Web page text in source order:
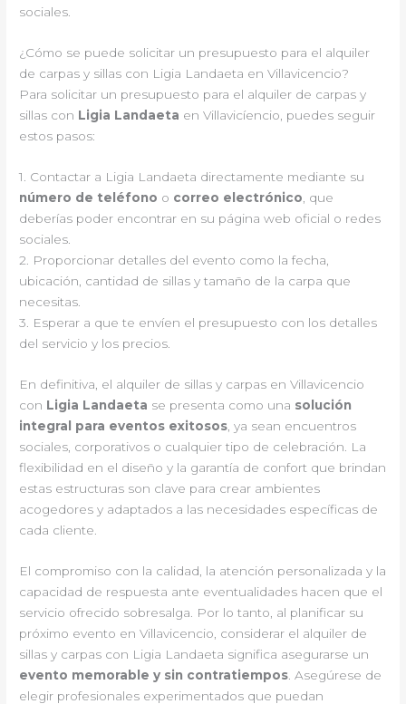
sociales.
¿Cómo se puede solicitar un presupuesto para el alquiler
de carpas y sillas con Ligia Landaeta en Villavicencio?
Para solicitar un presupuesto para el alquiler de carpas y
sillas con Ligia Landaeta en Villavicíencio, puedes seguir
estos pasos:
1. Contactar a Ligia Landaeta directamente mediante su
número de teléfono o correo electrónico , que
deberías poder encontrar en su página web oficial o redes
sociales.
2. Proporcionar detalles del evento como la fecha,
ubicación, cantidad de sillas y tamaño de la carpa que
necesitas.
3. Esperar a que te envíen el presupuesto con los detalles
del servicio y los precios.
En definitiva, el alquiler de sillas y carpas en Villavicencio
con Ligia Landaeta se presenta como una solución
integral para eventos exitosos , ya sean encuentros
sociales, corporativos o cualquier tipo de celebración. La
flexibilidad en el diseño y la garantía de confort que brindan
estas estructuras son clave para crear ambientes
acogedores y adaptados a las necesidades específicas de
cada cliente.
El compromiso con la calidad, la atención personalizada y la
capacidad de respuesta ante eventualidades hacen que el
servicio ofrecido sobresalga. Por lo tanto, al planificar su
próximo evento en Villavicencio, considerar el alquiler de
sillas y carpas con Ligia Landaeta significa asegurarse un
evento memorable y sin contratiempos . Asegúrese de
elegir profesionales experimentados que puedan